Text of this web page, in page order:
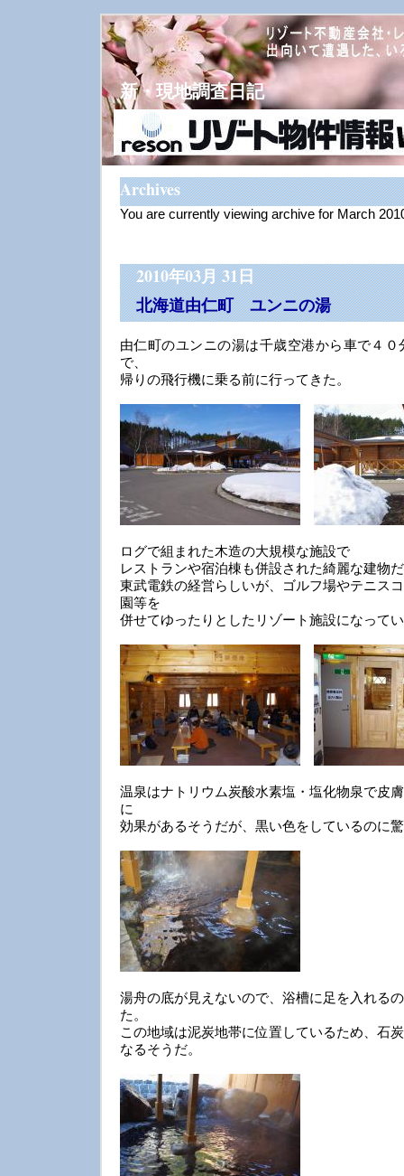
新・現地調査日記
Archives
You are currently viewing archive for March
2010年03月 31日
北海道由仁町 ユンニの湯
由仁町のユンニの湯は千歳空港から車で４
で、
帰りの飛行機に乗る前に行ってきた。
ログで組まれた木造の大規模な施設で
レストランや宿泊棟も併設された綺麗な建物
東武電鉄の経営らしいが、ゴルフ場やテニス
園等を
併せてゆったりとしたリゾート施設になって
温泉はナトリウム炭酸水素塩・塩化物泉で皮
に
効果があるそうだが、黒い色をしているのに
湯舟の底が見えないので、浴槽に足を入れる
た。
この地域は泥炭地帯に位置しているため、石
なるそうだ。